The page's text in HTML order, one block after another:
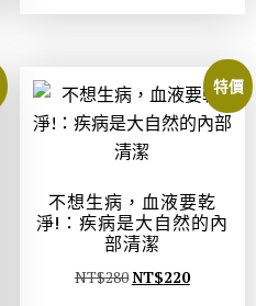
特價
不想生病，血液要乾
淨!：疾病是大自然的內
部清潔
NT$280 NT$220